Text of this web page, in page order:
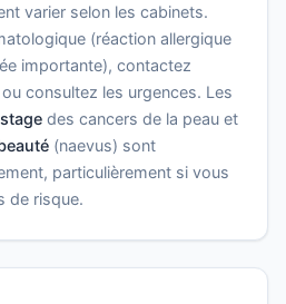
varier selon les cabinets.
(réaction allergique
importante), contactez
consultez les urgences. Les
des cancers de la peau et
(naevus) sont
particulièrement si vous
de risque.